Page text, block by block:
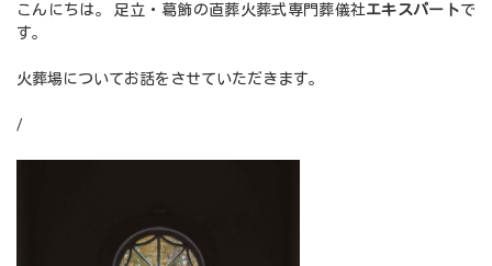
こんにちは。 足立・葛飾の直葬火葬式専門葬儀社エキスパートで
す。
火葬場についてお話をさせていただきます。
/